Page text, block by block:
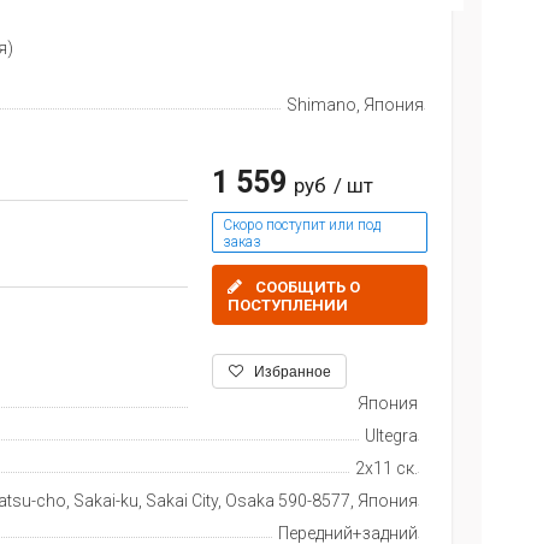
Shimano, Япония
1 559 руб / шт
Скоро поступит или под
заказ
СООБЩИТЬ О
ПОСТУПЛЕНИИ
Избранное
Япония
Ultegra
2x11 ск.
cho, Sakai-ku, Sakai City, Osaka 590-8577, Япония
Передний+задний